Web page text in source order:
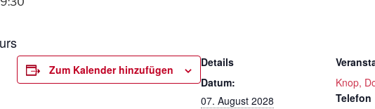
Zum Kalender hinzufügen
Details
Datum:
07. August 2028
Knop,
Telefon